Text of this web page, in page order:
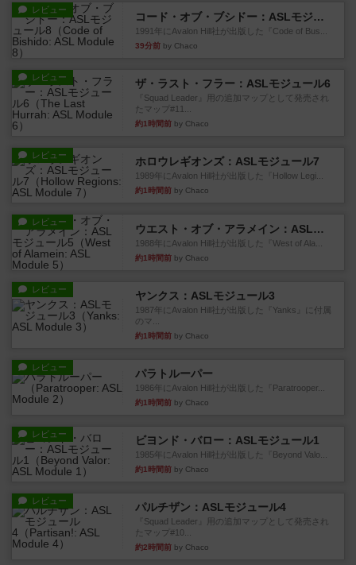
レビュー
コード・オブ・ブシドー：ASLモジュール8
1991年にAvalon Hill社が出版した『Code of Bus...
39分前 by Chaco
レビュー ザ・ラスト・フラー：ASLモジュール6
『Squad Leader』用の追加マップとして発売され
たマップ#11...
約1時間前 by Chaco
レビュー ホロウレギオンズ：ASLモジュール7
1989年にAvalon Hill社が出版した『Hollow Legi...
約1時間前 by Chaco
レビュー
ウエスト・オブ・アラメイン：ASLモジュール5
1988年にAvalon Hill社が出版した『West of Ala...
約1時間前 by Chaco
レビュー ヤンクス：ASLモジュール3
1987年にAvalon Hill社が出版した『Yanks』に付属
のマ...
約1時間前 by Chaco
レビュー パラトルーパー
1986年にAvalon Hill社が出版した『Paratrooper...
約1時間前 by Chaco
レビュー ビヨンド・バロー：ASLモジュール1
1985年にAvalon Hill社が出版した『Beyond Valo...
約1時間前 by Chaco
レビュー パルチザン：ASLモジュール4
『Squad Leader』用の追加マップとして発売され
たマップ#10...
約2時間前 by Chaco